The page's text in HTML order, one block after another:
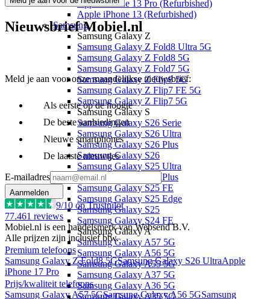
Apple iPhone 13 Pro (Refurbished)
Apple iPhone 13 (Refurbished)
Samsung
Samsung Galaxy Z
Samsung Galaxy Z Fold8 Ultra 5G
Samsung Galaxy Z Fold8 5G
Samsung Galaxy Z Fold7 5G
Samsung Galaxy Z Flip8 5G
Samsung Galaxy Z Flip7 FE 5G
Samsung Galaxy Z Flip7 5G
Samsung Galaxy S
Samsung Galaxy S26 Serie
Samsung Galaxy S26 Ultra
Samsung Galaxy S26 Plus
Samsung Galaxy S26
Samsung Galaxy S25 Ultra
Samsung Galaxy S25 Plus
Samsung Galaxy S25 FE
Samsung Galaxy S25 Edge
Samsung Galaxy S25
Samsung Galaxy S24 FE
Samsung Galaxy A
Samsung Galaxy A57 5G
Samsung Galaxy A56 5G
Samsung Galaxy A55 5G
Samsung Galaxy A37 5G
Samsung Galaxy A36 5G
Samsung Galaxy A35 5G
Nieuwsbrief Mobiel.nl
Meld je aan voor onze maandelijkse nieuwsbrief:
Als eerste op de hoogte
De beste aanbiedingen
Nieuwe smartphones
De laatste nieuwtjes
E-mailadres
Aanmelden
9/10 op Trustpilot
77.461 reviews
Mobiel.nl is een handelsmerk van Websend B.V.
Alle prijzen zijn inclusief btw.
Premium telefoons
Samsung Galaxy Z Fold8 5GSamsung Galaxy S26 UltraApple
iPhone 17 Pro
Prijs/kwaliteit telefoons
Samsung Galaxy A57 5GSamsung Galaxy A56 5GSamsung